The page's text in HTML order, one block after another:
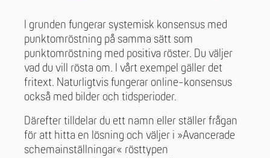
I grunden fungerar systemisk konsensus med
punktomröstning på samma sätt som
punktomröstning med positiva röster. Du väljer
vad du vill rösta om. I vårt exempel gäller det
fritext. Naturligtvis fungerar online-konsensus
också med bilder och tidsperioder.
Därefter tilldelar du ett namn eller ställer frågan
för att hitta en lösning och väljer i »Avancerade
schemainställningar« rösttypen